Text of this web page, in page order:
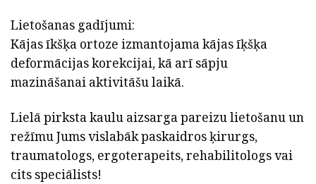
Lietošanas gadījumi:
Kājas īkšķa ortoze izmantojama kājas īķšķa
deformācijas korekcijai, kā arī sāpju
mazināšanai aktivitāšu laikā.
Lielā pirksta kaulu aizsarga pareizu lietošanu un
režīmu Jums vislabāk paskaidros ķirurgs,
traumatologs, ergoterapeits, rehabilitologs vai
cits speciālists!